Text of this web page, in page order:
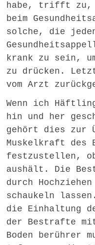
habe, trifft zu,
beim
solche, die
krank zu sein,
zu drücken.
vom Arzt
Wenn ich
hin und her
gehört dies zur
Muskelkraft des
festzustellen,
aushält. Die
durch
schaukeln
die Einhaltung
der Bestrafte
Boden berührer